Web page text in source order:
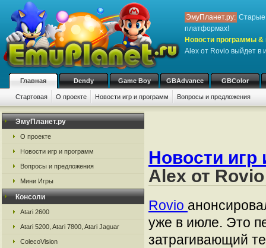
ЭмуПланет.ру: Старые
платформах!
Новости программы &
Alex от Rovio выйдет в
Главная Dendy Game Boy GBAdvance GBColor
Стартовая О проекте Новости игр и программ Вопросы и предложения
ЭмуПланет.ру
О проекте
Новости игр и программ
Вопросы и предложения
Мини Игры
Консоли
Atari 2600
Atari 5200, Atari 7800, Atari Jaguar
ColecoVision
Новости игр
Alex от
Rovio
уже в июле. Это
затрагивающий